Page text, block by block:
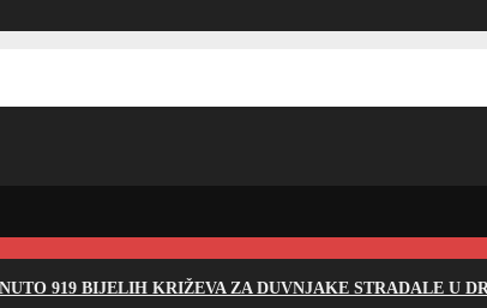
919 BIJELIH KRIŽEVA ZA DUVNJAKE STRADALE U